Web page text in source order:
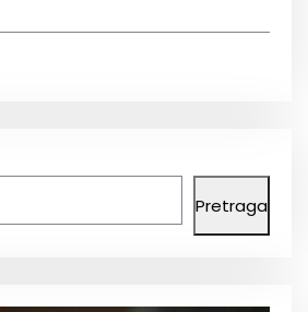
Pretraga